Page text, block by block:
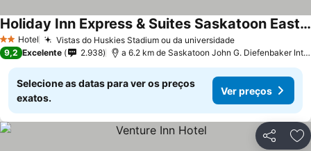
2 Estrelas
Hotel Vistas do Huskies Stadium ou da universidade
Holiday Inn Express & Suites Saskatoon East - University By Ihg
9,2 Excelente 2.938 a 6.2 km de Saskatoon John G. Diefenbaker International Airport
Selecione as datas para ver os preços
exatos.
Ver preços
Partilhar